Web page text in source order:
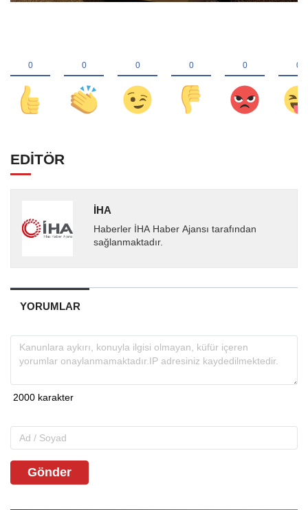
EDİTÖR
İHA
Haberler İHA Haber Ajansı tarafından
sağlanmaktadır.
YORUMLAR
Gönder